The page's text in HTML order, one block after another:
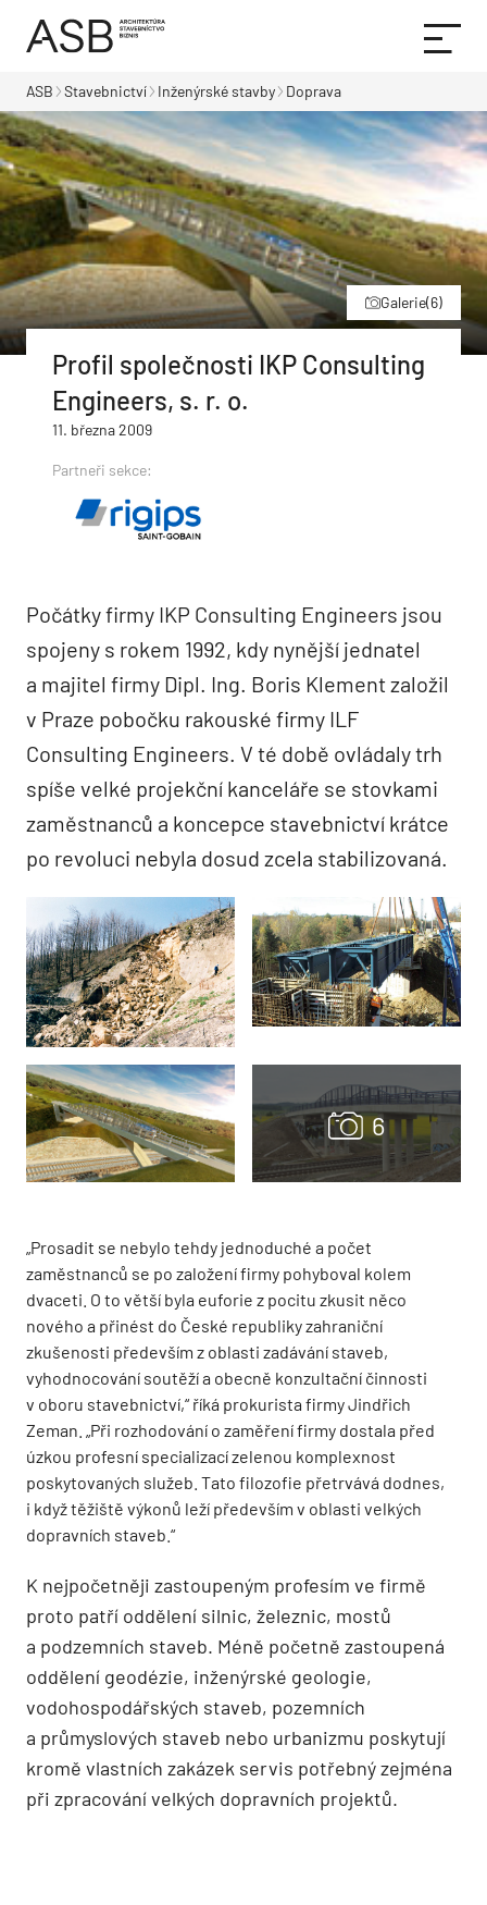
ASB Stavebnictví Inženýrské stavby Doprava
Galerie(6)
Profil společnosti IKP Consulting
Engineers, s. r. o.
11. března 2009
Partneři sekce:
Počátky firmy IKP Consulting Engineers jsou
spojeny s rokem 1992, kdy nynější jednatel
a majitel firmy Dipl. Ing. Boris Klement založil
v Praze pobočku rakouské firmy ILF
Consulting Engineers. V té době ovládaly trh
spíše velké projekční kanceláře se stovkami
zaměstnanců a koncepce stavebnictví krátce
po revoluci nebyla dosud zcela stabilizovaná.
„Prosadit se nebylo tehdy jednoduché a počet
zaměstnanců se po založení firmy pohyboval kolem
dvaceti. O to větší byla euforie z pocitu zkusit něco
nového a přinést do České republiky zahraniční
zkušenosti především z oblasti zadávání staveb,
vyhodnocování soutěží a obecně konzultační činnosti
v oboru stavebnictví,“ říká prokurista firmy Jindřich
Zeman. „Při rozhodování o zaměření firmy dostala před
úzkou profesní specializací zelenou komplexnost
poskytovaných služeb. Tato filozofie přetrvává dodnes,
i když těžiště výkonů leží především v oblasti velkých
dopravních staveb.“
K nejpočetněji zastoupeným profesím ve firmě
proto patří oddělení silnic, železnic, mostů
a podzemních staveb. Méně početně zastoupená
oddělení geodézie, inženýrské geologie,
vodohospodářských staveb, pozemních
a průmyslových staveb nebo urbanizmu poskytují
kromě vlastních zakázek servis potřebný zejména
při zpracování velkých dopravních projektů.